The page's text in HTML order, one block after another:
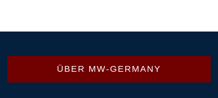
ÜBER MW-GERMANY